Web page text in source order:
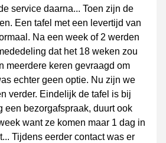
service daarna... Toen zijn de
Een tafel met een levertijd van
Na een week of 2 werden
dat het 18 weken zou
meerdere keren gevraagd om
echter geen optie. Nu zijn we
verder. Eindelijk de tafel is bij
een bezorgafspraak, duurt ook
want ze komen maar 1 dag in
Tijdens eerder contact was er